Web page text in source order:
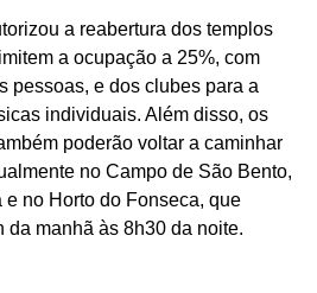
a reabertura dos templos
a ocupação a 25%, com
pessoas, e dos clubes para a
individuais. Além disso, os
poderão voltar a caminhar
no Campo de São Bento,
no Horto do Fonseca, que
da manhã às 8h30 da noite.